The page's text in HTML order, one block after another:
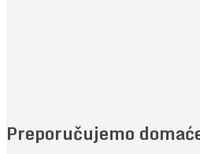
Preporučujemo